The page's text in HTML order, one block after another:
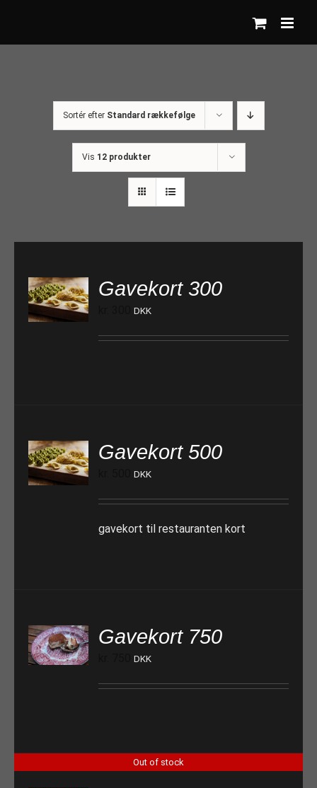
Sortér efter Standard rækkefølge
Vis 12 produkter
Gavekort 300
DKK
Gavekort 500
DKK
gavekort til restauranten kort
Gavekort 750
DKK
Out of stock